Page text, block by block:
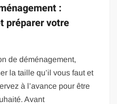
:
préparer votre
de déménagement,
la taille qu’il vous faut et
à l’avance pour être
Avant